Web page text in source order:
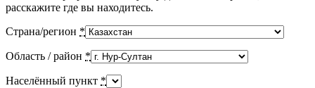
расскажите где вы находитесь.
Страна/регион *
Область / район *
Населённый пункт *